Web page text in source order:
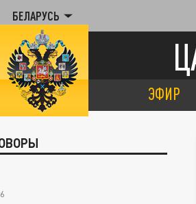
БЕЛАРУСЬ
ЭФИР